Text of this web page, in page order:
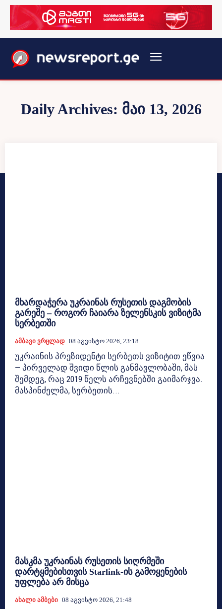
Daily Archives: მაი 13, 2026
მხარდაჭერა უკრაინას რუსეთის დაგმობის
გარეშე – როგორ ჩაიარა ზელენსკის ვიზიტმა
სერბეთში
Ამბავი Ვრცლად 08 Აგვისტო 2026, 23:18
უკრაინის პრეზიდენტი სერბეთს ვიზიტით ეწვია
— პირველად შვიდი წლის განმავლობაში, მას
შემდეგ, რაც 2019 წელს არჩევნებში გაიმარჯვა.
მასპინძელმა, სერბეთის...
მასკმა უკრაინას რუსეთის სიღრმეში
დარტყმებისთვის Starlink-ის გამოყენების
უფლება არ მისცა
Ახალი Ამბები 08 Აგვისტო 2026, 21:48